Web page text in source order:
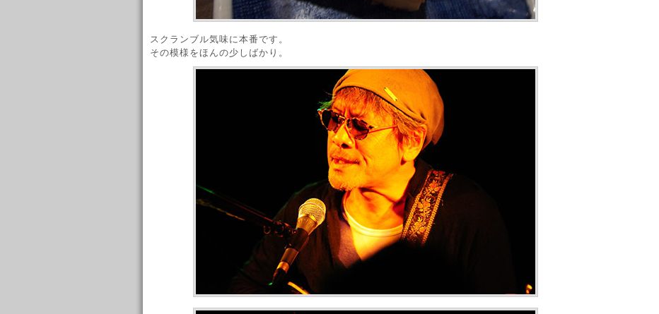
スクランブル気味に本番です。
その模様をほんの少しばかり。